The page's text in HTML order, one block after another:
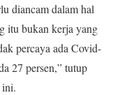
diancam dalam hal
itu bukan kerja yang
percaya ada Covid-
27 persen,” tutup